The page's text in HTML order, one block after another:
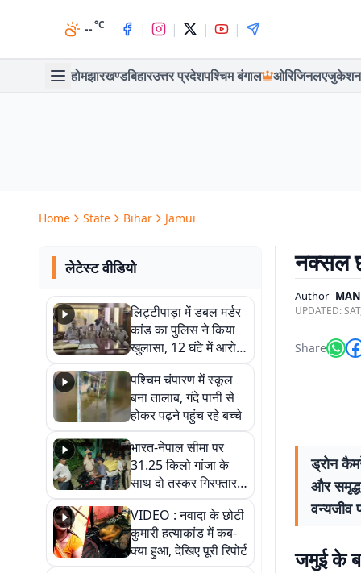
--°C | | | |
होमझारखण्डबिहारउत्तर प्रदेशपश्चिम बंगाल ओरिजिनलएजुकेशन
Home State Bihar Jamui
लेटेस्ट वीडियो
लिट्टीपाड़ा में डबल मर्डर
कांड का पुलिस ने किया
खुलासा, 12 घंटे में आरोपी
गिरफ्तार
पश्चिम चंपारण में स्कूल
बना तालाब, गंदे पानी से
होकर पढ़ने पहुंच रहे बच्चे
भारत-नेपाल सीमा पर
31.25 किलो गांजा के
साथ दो तस्कर गिरफ्तार,
नेपाली नंबर की बाइक
जब्त
VIDEO : नवादा के छोटी
कुमारी हत्याकांड में कब-
क्या हुआ, देखिए पूरी रिपोर्ट
नक्सल
Author
UPDATED:
Share
ड्रोन
और
वन्यजीव
जमुई के